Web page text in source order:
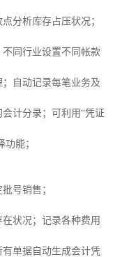
分析库存占压状况；
同行业设置不同帐款
自动记录每笔业务及
计分录；可利用“凭证
能；
号销售；
状况；记录各种费用
单据自动生成会计凭